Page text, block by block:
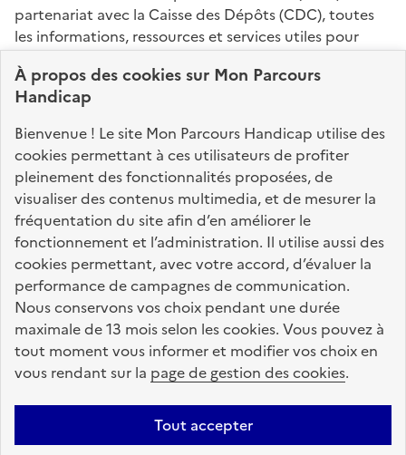
À propos descookiessur Mon Parcours
Handicap
Bienvenue ! Le site Mon Parcours Handicap utilise des
cookies permettant à ces utilisateurs de profiter
pleinement des fonctionnalités proposées, de
visualiser des contenus multimedia, et de mesurer la
fréquentation du site afin d’en améliorer le
fonctionnement et l’administration. Il utilise aussi des
cookies permettant, avec votre accord, d’évaluer la
performance de campagnes de communication.
Nous conservons vos choix pendant une durée
maximale de 13 mois selon les cookies. Vous pouvez à
tout moment vous informer et modifier vos choix en
vous rendant sur la page de gestion des cookies.
Tout accepter
partenariat avec la Caisse des Dépôts (CDC), toutes
les informations, ressources et services utiles pour
connaître vos droits, effectuer vos démarches,
identifier vos interlocuteurs.
Nos sites partenaires
info.gouv.fr service-public.fr legifrance.gouv.fr
data.gouv.fr
Nos partenaires
La Caisse des Dépôts
accompagne les parcours
de vie
Plan du site Accessibilité : totalement conforme Mentions légales
Données personnelles CGU Politique des cookies